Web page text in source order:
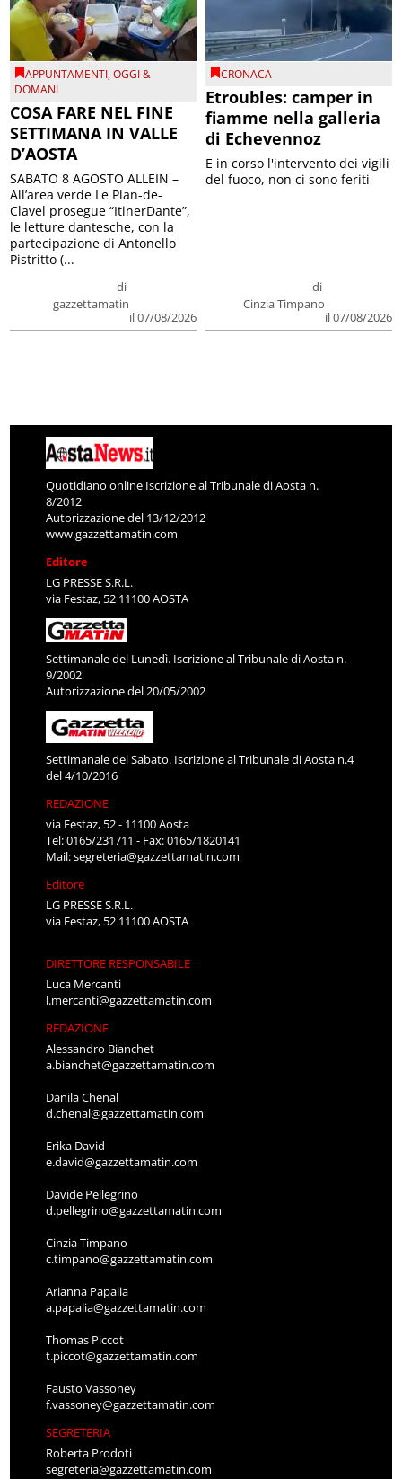
APPUNTAMENTI,OGGI &
DOMANI
COSA FARE NEL FINE
SETTIMANA IN VALLE
D’AOSTA
di
gazzettamatin
il 07/08/2026
SABATO 8 AGOSTO ALLEIN –
All’area verde Le Plan-de-
Clavel prosegue “ItinerDante”,
le letture dantesche, con la
partecipazione di Antonello
Pistritto (...
CRONACA
Etroubles: camper in
fiamme nella galleria
di Echevennoz
di
Cinzia Timpano
il 07/08/2026
E in corso l'intervento dei vigili
del fuoco, non ci sono feriti
Quotidiano online Iscrizione al Tribunale di Aosta n.
8/2012
Autorizzazione del 13/12/2012
www.gazzettamatin.com
Editore
LG PRESSE S.R.L.
via Festaz, 52 11100 AOSTA
Settimanale del Lunedì. Iscrizione al Tribunale di Aosta n.
9/2002
Autorizzazione del 20/05/2002
Settimanale del Sabato. Iscrizione al Tribunale di Aosta n.4
del 4/10/2016
REDAZIONE
via Festaz, 52 - 11100 Aosta
Tel: 0165/231711 - Fax: 0165/1820141
Mail:segreteria@gazzettamatin.com
Editore
LG PRESSE S.R.L.
via Festaz, 52 11100 AOSTA
DIRETTORE RESPONSABILE
Luca Mercanti
l.mercanti@gazzettamatin.com
REDAZIONE
Alessandro Bianchet
a.bianchet@gazzettamatin.com
Danila Chenal
d.chenal@gazzettamatin.com
Erika David
e.david@gazzettamatin.com
Davide Pellegrino
d.pellegrino@gazzettamatin.com
Cinzia Timpano
c.timpano@gazzettamatin.com
Arianna Papalia
a.papalia@gazzettamatin.com
Thomas Piccot
t.piccot@gazzettamatin.com
Fausto Vassoney
f.vassoney@gazzettamatin.com
SEGRETERIA
Roberta Prodoti
segreteria@gazzettamatin.com